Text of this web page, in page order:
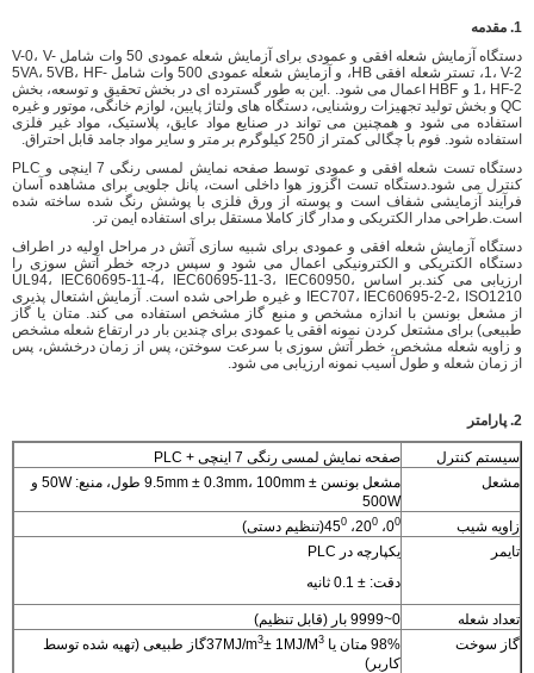
1. مقدمه
دستگاه آزمایش شعله افقی و عمودی برای آزمایش شعله عمودی 50 وات شامل V-0، V-
1، V-2، تستر شعله افقی HB، و آزمایش شعله عمودی 500 وات شامل 5VA، 5VB، HF-
1، HF-2 و HBF اعمال می شود. .این به طور گسترده ای در بخش تحقیق و توسعه، بخش
QC و بخش تولید تجهیزات روشنایی، دستگاه های ولتاژ پایین، لوازم خانگی، موتور و غیره
استفاده می شود و همچنین می تواند در صنایع مواد عایق، پلاستیک، مواد غیر فلزی
استفاده شود. فوم با چگالی کمتر از 250 کیلوگرم بر متر و سایر مواد جامد قابل احتراق.
دستگاه تست شعله افقی و عمودی توسط صفحه نمایش لمسی رنگی 7 اینچی و PLC
کنترل می شود.دستگاه تست اگزوز هوا داخلی است، پانل جلویی برای مشاهده آسان
فرآیند آزمایشی شفاف است و پوسته از ورق فلزی با پوشش رنگ شده ساخته شده
است.طراحی مدار الکتریکی و مدار گاز کاملا مستقل برای استفاده ایمن تر.
دستگاه آزمایش شعله افقی و عمودی برای شبیه سازی آتش در مراحل اولیه در اطراف
دستگاه الکتریکی و الکترونیکی اعمال می شود و سپس درجه خطر آتش سوزی را
ارزیابی می کند.بر اساس UL94، IEC60695-11-4، IEC60695-11-3، IEC60950،
IEC707، IEC60695-2-2، ISO1210 و غیره طراحی شده است. آزمایش اشتعال پذیری
از مشعل بونسن با اندازه مشخص و منبع گاز مشخص استفاده می کند. متان یا گاز
طبیعی) برای مشتعل کردن نمونه افقی یا عمودی برای چندین بار در ارتفاع شعله مشخص
و زاویه شعله مشخص، خطر آتش سوزی با سرعت سوختن، پس از زمان درخشش، پس
از زمان شعله و طول آسیب نمونه ارزیابی می شود.
2. پارامتر
سیستم کنترل
صفحه نمایش لمسی رنگی 7 اینچی + PLC
مشعل
مشعل بونسن ± 9.5mm ± 0.3mm، 100mm طول، منبع: 50W و
500W
زاویه شیب
00 ، 20 0 ، 45 0
(تنظیم دستی)
تایمر
یکپارچه در PLC
دقت: ± 0.1 ثانیه
تعداد شعله
0~9999 بار (قابل تنظیم)
گاز سوخت
98% متان یا 37MJ/m 3± 1MJ/M3
گاز طبیعی (تهیه شده توسط
کاربر)